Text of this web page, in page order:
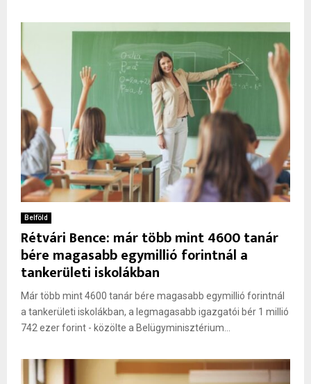
Belföld
Rétvári Bence: már több mint 4600 tanár
bére magasabb egymillió forintnál a
tankerületi iskolákban
Már több mint 4600 tanár bére magasabb egymillió forintnál
a tankerületi iskolákban, a legmagasabb igazgatói bér 1 millió
742 ezer forint - közölte a Belügyminisztérium...